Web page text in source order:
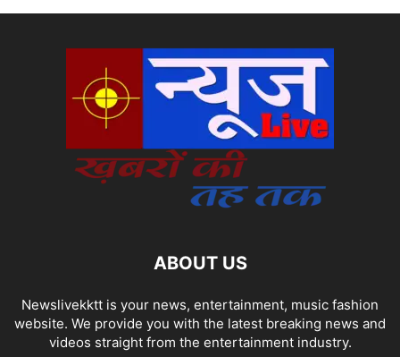
ABOUT US
Newslivekktt is your news, entertainment, music fashion
website. We provide you with the latest breaking news and
videos straight from the entertainment industry.